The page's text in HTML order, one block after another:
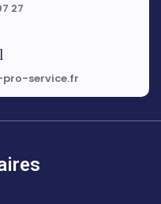
27
service.fr